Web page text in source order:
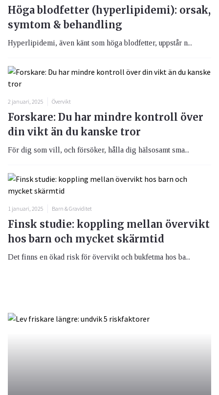
Höga blodfetter (hyperlipidemi): orsak,
symtom & behandling
Hyperlipidemi, även känt som höga blodfetter, uppstår n...
2 januari, 2025 Övervikt
Forskare: Du har mindre kontroll över
din vikt än du kanske tror
För dig som vill, och försöker, hålla dig hälsosamt sma...
1 januari, 2025 Barn & Graviditet
Finsk studie: koppling mellan övervikt
hos barn och mycket skärmtid
Det finns en ökad risk för övervikt och bukfetma hos ba...